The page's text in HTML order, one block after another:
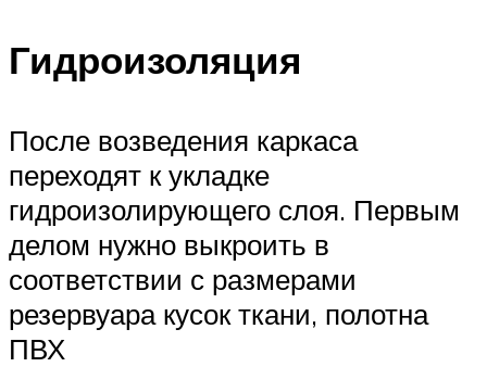
Гидроизоляция
После возведения каркаса
переходят к укладке
гидроизолирующего слоя. Первым
делом нужно выкроить в
соответствии с размерами
резервуара кусок ткани, полотна
ПВХ